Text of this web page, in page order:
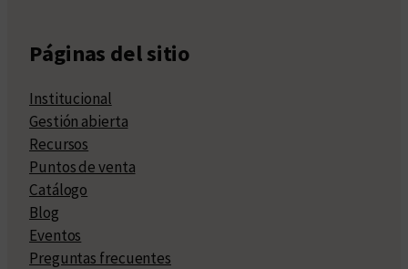
Páginas del sitio
Institucional
Gestión abierta
Recursos
Puntos de venta
Catálogo
Blog
Eventos
Preguntas frecuentes